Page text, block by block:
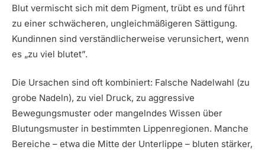
Blut vermischt sich mit dem Pigment, trübt es und führt
zu einer schwächeren, ungleichmäßigeren Sättigung.
Kundinnen sind verständlicherweise verunsichert, wenn
es „zu viel blutet”.
Die Ursachen sind oft kombiniert: Falsche Nadelwahl (zu
grobe Nadeln), zu viel Druck, zu aggressive
Bewegungsmuster oder mangelndes Wissen über
Blutungsmuster in bestimmten Lippenregionen. Manche
Bereiche – etwa die Mitte der Unterlippe – bluten stärker,